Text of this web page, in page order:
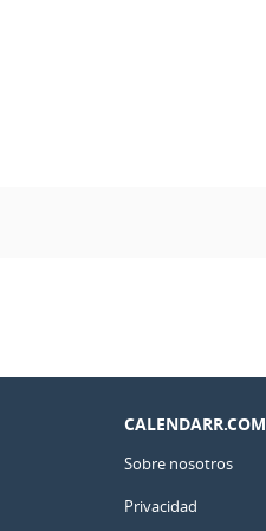
CALENDARR.COM
Sobre nosotros
Privacidad